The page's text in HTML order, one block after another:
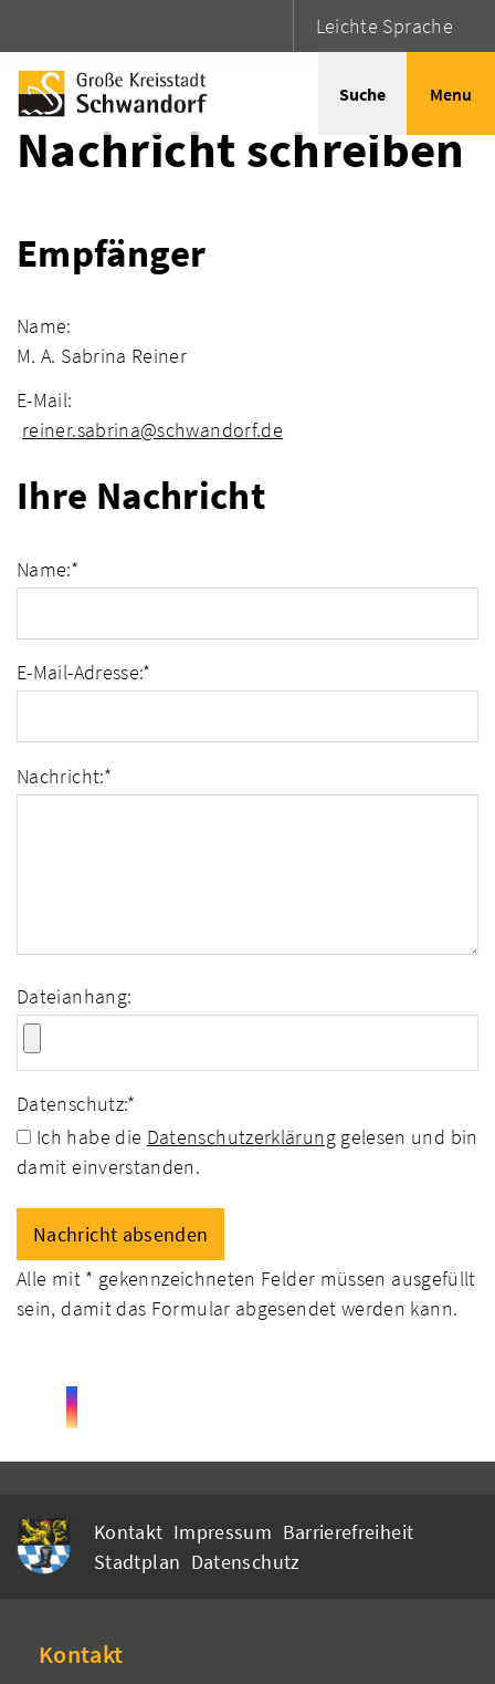
Leichte Sprache
Suche Menu
Nachricht schreiben
Empfänger
Name:
M. A. Sabrina Reiner
E-Mail:
reiner.sabrina@schwandorf.de
Ihre Nachricht
Name:*
E-Mail-Adresse:*
Nachricht:*
Dateianhang:
Datenschutz:*
Ich habe die Datenschutzerklärunggelesen und bin
damit einverstanden.
Alle mit * gekennzeichneten Felder müssen ausgefüllt
sein, damit das Formular abgesendet werden kann.
Kontakt Impressum Barrierefreiheit
Stadtplan Datenschutz
Kontakt